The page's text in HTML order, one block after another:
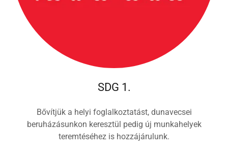
SDG 1.
Bővítjük a helyi foglalkoztatást, dunavecsei
beruházásunkon keresztül pedig új munkahelyek
teremtéséhez is hozzájárulunk.